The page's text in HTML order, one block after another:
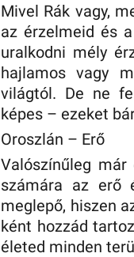
Mivel Rák vagy,
az érzelmeid és
uralkodni mély
hajlamos vagy
világtól. De ne
képes – ezeket
Oroszlán – Erő
Valószínűleg már
számára az erő
meglepő, hiszen
ként hozzád
életed minden